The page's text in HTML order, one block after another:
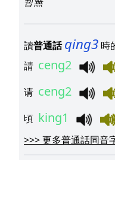
讀普通話 qing3 時
請 ceng2
请 ceng2
頃 king1
>>>更多普通話同音